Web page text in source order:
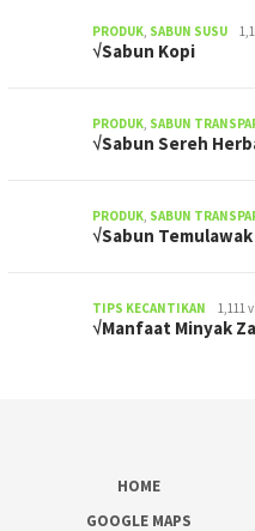
PRODUK, SABUN SUSU
√Sabun Kopi
PRODUK, SABUN
√Sabun Sereh
PRODUK, SABUN
√Sabun
TIPS KECANTIKAN 1,111
√Manfaat Minyak
HOME
GOOGLE MAPS